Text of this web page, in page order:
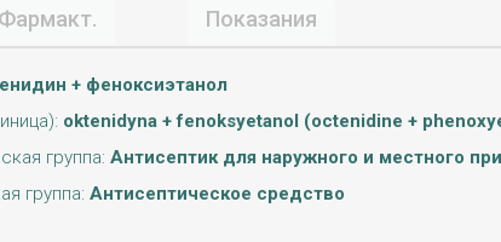
Фармакт. Показания
+ феноксиэтанол
oktenidyna + fenoksyetanol (octenidine +
группа: Антисептик для наружного и местного
группа: Антисептическое средство